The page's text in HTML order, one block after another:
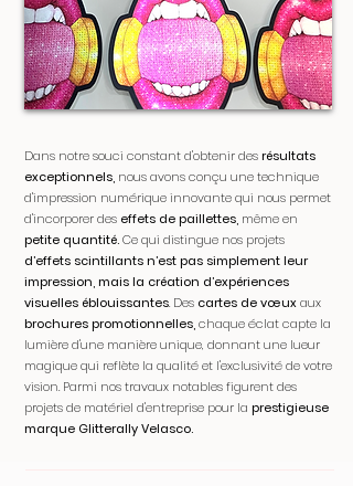
Dans notre souci constant d'obtenir desrésultats
exceptionnels, nous avons conçu une technique
d'impression numérique innovante qui nous permet
d'incorporer des effets de paillettes, même en
petite quantité.Ce qui distingue nos projets
d’effets scintillants n’est pas simplement leur
impression, mais la création d’expériences
visuelles éblouissantes. Des cartes de vœuxaux
brochures promotionnelles, chaque éclat capte la
lumière d'une manière unique, donnant une lueur
magique qui reflète la qualité et l'exclusivité de votre
vision. Parmi nos travaux notables figurent des
projets de matériel d'entreprise pour la prestigieuse
marque Glitterally Velasco.